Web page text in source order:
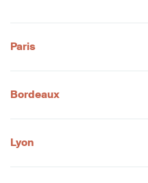
Paris
Bordeaux
Lyon